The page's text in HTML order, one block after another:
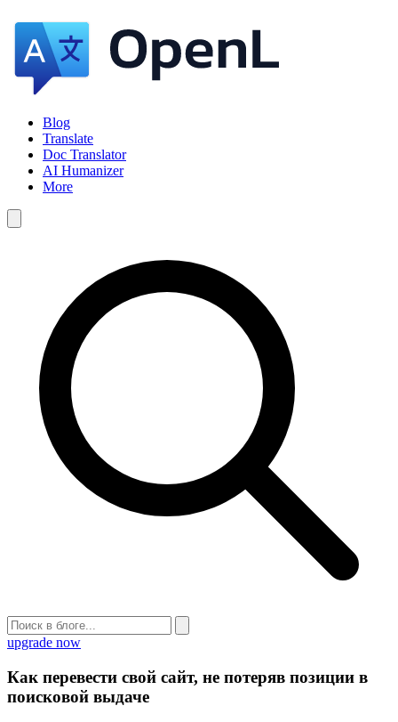
Blog
Translate
Doc Translator
AI Humanizer
More
upgrade now
Как перевести свой сайт, не потеряв позиции в
поисковой выдаче